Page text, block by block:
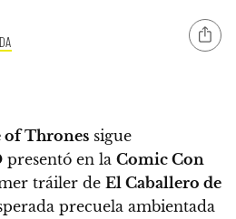
of Thrones sigue
presentó en la Comic Con
tráiler de El Caballero de
precuela ambientada